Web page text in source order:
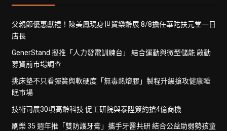
父親節優惠獻禮！陳美鳳現身世貿樂齡展 8/8擔任華陀扶元堂一日
店長
GenerStand 擬推「人力發電訓練台」 結合運動與微型儲能 啟動
募資前市場調查
挑床墊不只看彈簧與軟硬度「無毒熱熔膠」製程升級搶攻健康睡
眠市場
技術司展30項高齡科技 促工研院與泰陞簽約搶4億商機
刷樂 35 週年推「雙防護牙膏」攜手牙醫共研 結合公益助弱勢孩童